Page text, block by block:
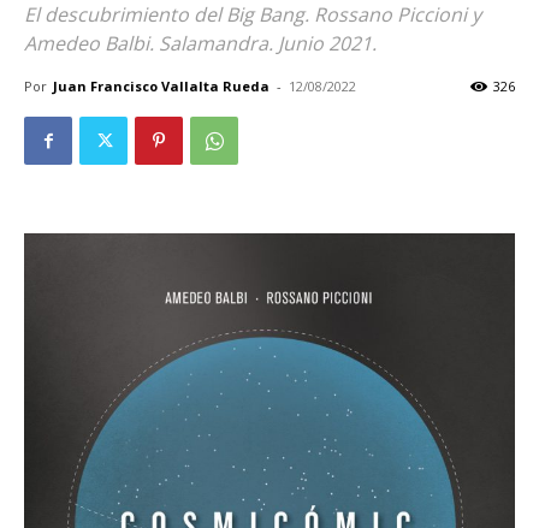
El descubrimiento del Big Bang. Rossano Piccioni y
Amedeo Balbi. Salamandra. Junio 2021.
Por Juan Francisco Vallalta Rueda - 12/08/2022 326